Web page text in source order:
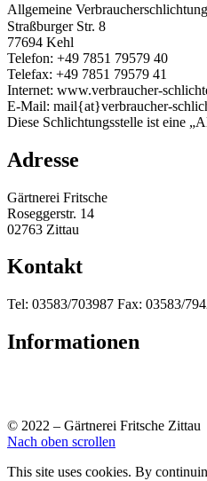
Allgemeine
Straßburger Str. 8
77694 Kehl
Telefon: +49 7851 79579 40
Telefax: +49 7851 79579 41
Internet: www.verbraucher-
E-Mail: mail{at}verbraucher-
Diese Schlichtungsstelle ist eine
Adresse
Gärtnerei Fritsche
Roseggerstr. 14
02763 Zittau
Kontakt
Tel: 03583/703987 Fax: 03583/
Informationen
© 2022 – Gärtnerei Fritsche Zittau
Nach oben scrollen
This site uses cookies. By